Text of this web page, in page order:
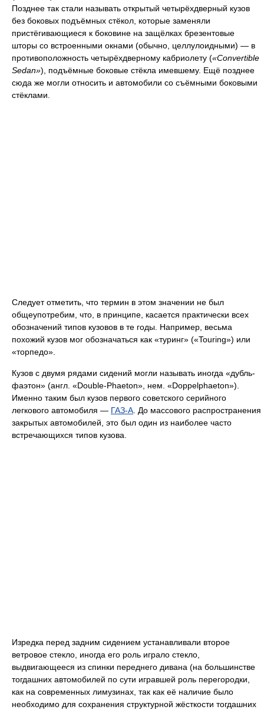
Позднее так стали называть открытый четырёхдверный кузов
без боковых подъёмных стёкол, которые заменяли
пристёгивающиеся к боковине на защёлках брезентовые
шторы со встроенными окнами (обычно, целлулоидными) — в
противоположность четырёхдверному кабриолету («Convertible
Sedan»), подъёмные боковые стёкла имевшему. Ещё позднее
сюда же могли относить и автомобили со съёмными боковыми
стёклами.
Следует отметить, что термин в этом значении не был
общеупотребим, что, в принципе, касается практически всех
обозначений типов кузовов в те годы. Например, весьма
похожий кузов мог обозначаться как «туринг» («Touring») или
«торпедо».
Кузов с двумя рядами сидений могли называть иногда «дубль-
фаэтон» (англ. «Double-Phaeton», нем. «Doppelphaeton»).
Именно таким был кузов первого советского серийного
легкового автомобиля — ГАЗ-А. До массового распространения
закрытых автомобилей, это был один из наиболее часто
встречающихся типов кузова.
Изредка перед задним сидением устанавливали второе
ветровое стекло, иногда его роль играло стекло,
выдвигающееся из спинки переднего дивана (на большинстве
тогдашних автомобилей по сути игравшей роль перегородки,
как на современных лимузинах, так как её наличие было
необходимо для сохранения структурной жёсткости тогдашних